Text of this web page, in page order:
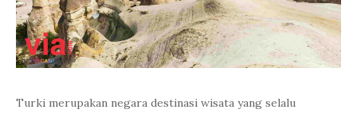
Turki merupakan negara destinasi wisata yang selalu